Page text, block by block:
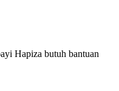
Hapiza butuh bantuan